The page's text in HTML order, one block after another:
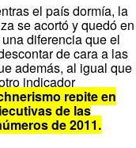
el país dormía, la
se acortó y quedó en
diferencia que el
de cara a las
además, al igual que
indicador
repite en
de las
de 2011.